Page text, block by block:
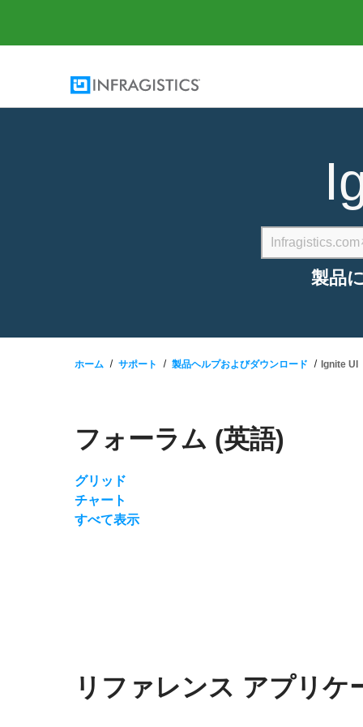
製品
ホーム サポート 製品ヘルプおよびダウンロード Ignite UI
フォーラム (英語)
グリッド
チャート
すべて表示
リファレンス アプリケ